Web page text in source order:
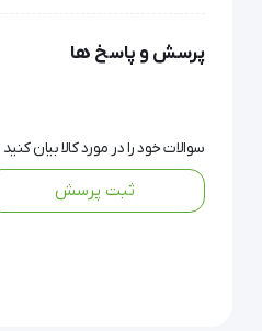
رطوبت نیز برای انتقال
ماسک ونچوری یا ماسک
پرسش و پاسخ ها
سوالات خود را در مورد کالا بیان کنید
ثبت پرسش